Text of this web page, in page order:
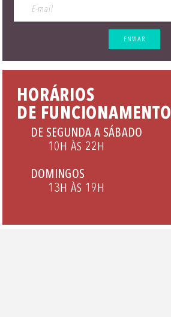
ENVIAR
HORÁRIOS
DE FUNCIONAMENTO
DE SEGUNDA A SÁBADO
10H ÀS 22H
DOMINGOS
13H ÀS 19H